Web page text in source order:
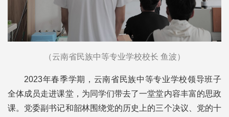
（云南省民族中等专业学校校长 鱼波）
2023年春季学期，云南省民族中等专业学校领导班子
全体成员走进课堂，为同学们带去了一堂堂内容丰富的思政
课。党委副书记和韶林围绕党的历史上的三个决议、党的十